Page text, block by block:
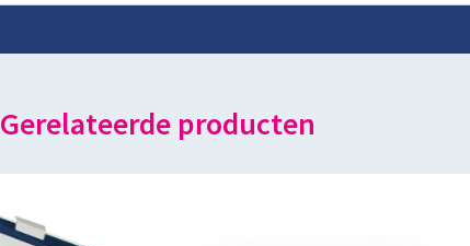
Gerelateerde producten